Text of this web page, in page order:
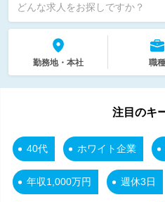
どんな求人をお探しですか？
勤務地・本社 職種
注目のキ
40代 ホワイト企業
年収1,000万円 週休3日